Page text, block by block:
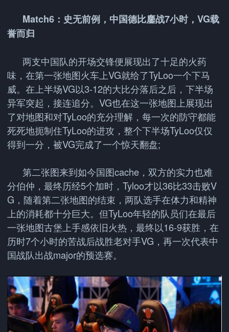
Match6：史无前例，中国德比鏖战7小时，VG载
誉而归
两支中国队的开场交锋便展现出了十足的火药
味，在第一张地图火车上VG就给了TyLoo一个下马
威。在上半场VG以3-12的大比分落后之后，下半场
异军突起，接连追分。VG也在这一张地图上展现出
了对地图和对TyLoo的充分理解，每一次的防守都能
死死地扼制住TyLoo的进攻，整个下半场TyLoo仅仅
得到一分，被VG完成了一个惊天翻盘;
第二张图来到如今国图cache，双方的实力也难
分伯仲，最终历经5个加时，Tyloo才以36比33击败V
G，随着第二张地图的结束，两队选手在体力和精神
上的消耗都十分巨大。但TyLoo年轻的队员们在最后
一张地图古堡上手感依旧火热，最终以16-9获胜，在
历时7个小时的苦战后战胜老对手VG，再一次代表中
国战队出战major的预选赛。